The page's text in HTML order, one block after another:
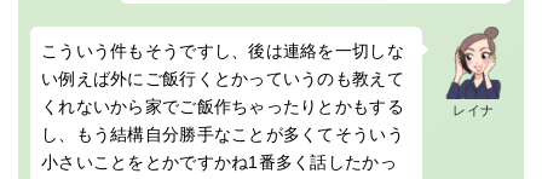
レイナ
こういう件もそうですし、後は連絡を一切しな
い例えば外にご飯行くとかっていうのも教えて
くれないから家でご飯作ちゃったりとかもする
し、もう結構自分勝手なことが多くてそういう
小さいことをとかですかね1番多く話したかっ